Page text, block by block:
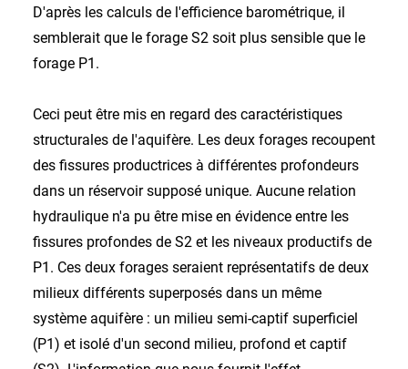
D'après les calculs de l'efficience barométrique, il
semblerait que le forage S2 soit plus sensible que le
forage P1.
Ceci peut être mis en regard des caractéristiques
structurales de l'aquifère. Les deux forages recoupent
des fissures productrices à différentes profondeurs
dans un réservoir supposé unique. Aucune relation
hydraulique n'a pu être mise en évidence entre les
fissures profondes de S2 et les niveaux productifs de
P1. Ces deux forages seraient représentatifs de deux
milieux différents superposés dans un même
système aquifère : un milieu semi-captif superficiel
(P1) et isolé d'un second milieu, profond et captif